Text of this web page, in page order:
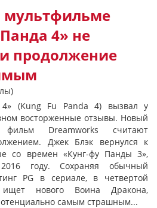
мультфильме
4» не
продолжение
4» (Kung Fu Panda 4) вызвал у
восторженные отзывы. Новый
фильм Dreamworks считают
Джек Блэк вернулся к
со времен «Кунг-фу Панды 3»,
году. Сохраняя обычный
PG в сериале, в четвертой
нового Воина Дракона,
самым страшным...